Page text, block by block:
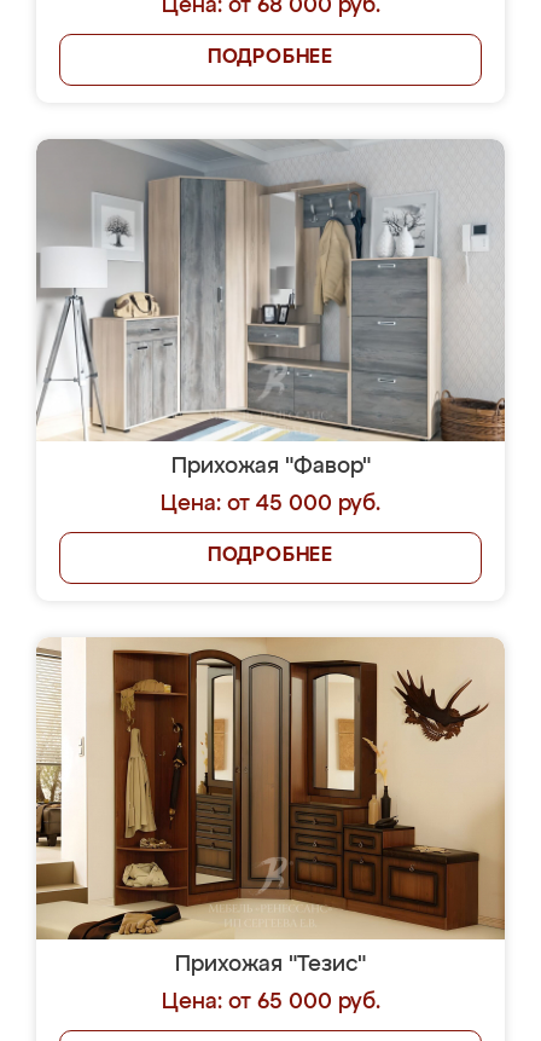
Цена: от 68 000 руб.
ПОДРОБНЕЕ
Прихожая "Фавор"
Цена: от 45 000 руб.
ПОДРОБНЕЕ
Прихожая "Тезис"
Цена: от 65 000 руб.